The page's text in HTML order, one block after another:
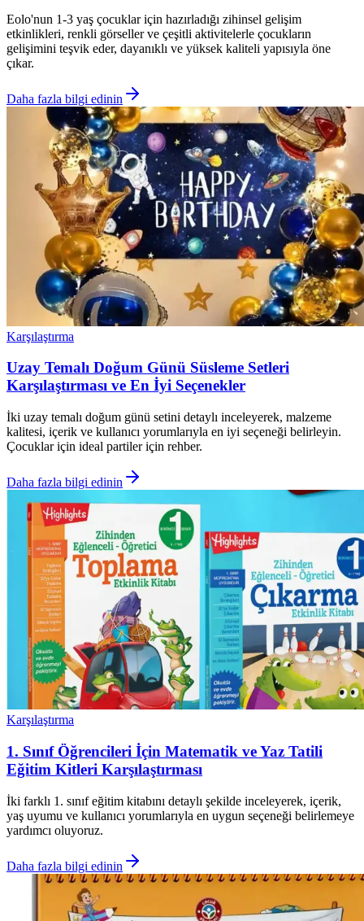
Eolo'nun 1-3 yaş çocuklar için hazırladığı zihinsel gelişim
etkinlikleri, renkli görseller ve çeşitli aktivitelerle çocukların
gelişimini teşvik eder, dayanıklı ve yüksek kaliteli yapısıyla öne
çıkar.
Daha fazla bilgi edinin
Karşılaştırma
Uzay Temalı Doğum Günü Süsleme Setleri
Karşılaştırması ve En İyi Seçenekler
İki uzay temalı doğum günü setini detaylı inceleyerek, malzeme
kalitesi, içerik ve kullanıcı yorumlarıyla en iyi seçeneği belirleyin.
Çocuklar için ideal partiler için rehber.
Daha fazla bilgi edinin
Karşılaştırma
1. Sınıf Öğrencileri İçin Matematik ve Yaz Tatili
Eğitim Kitleri Karşılaştırması
İki farklı 1. sınıf eğitim kitabını detaylı şekilde inceleyerek, içerik,
yaş uyumu ve kullanıcı yorumlarıyla en uygun seçeneği belirlemeye
yardımcı oluyoruz.
Daha fazla bilgi edinin